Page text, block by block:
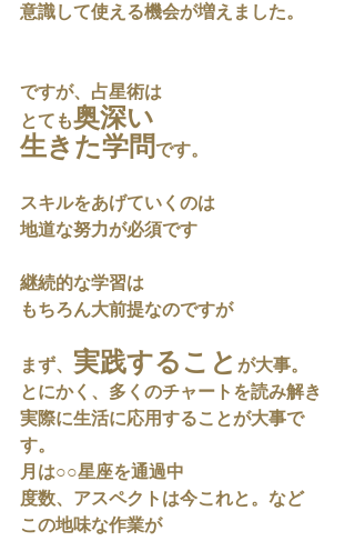
意識して使える機会が増えました。
ですが、占星術は
とても奥深い
生きた学問です。
スキルをあげていくのは
地道な努力が必須です
継続的な学習は
もちろん大前提なのですが
まず、 実践すること が大事。
とにかく、多くのチャートを読み解き
実際に生活に応用することが大事で
す。
月は○○星座を通過中
度数、アスペクトは今これと。など
この地味な作業が